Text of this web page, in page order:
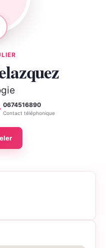
Téléphone
0674516890
Contact téléphonique